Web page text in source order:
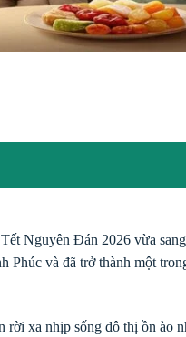
Nguyên Đán 2026 vừa
Phúc và đã trở thành một
rời xa nhịp sống đô thị ồn ào